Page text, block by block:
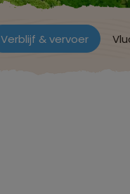
Verblijf & vervoer